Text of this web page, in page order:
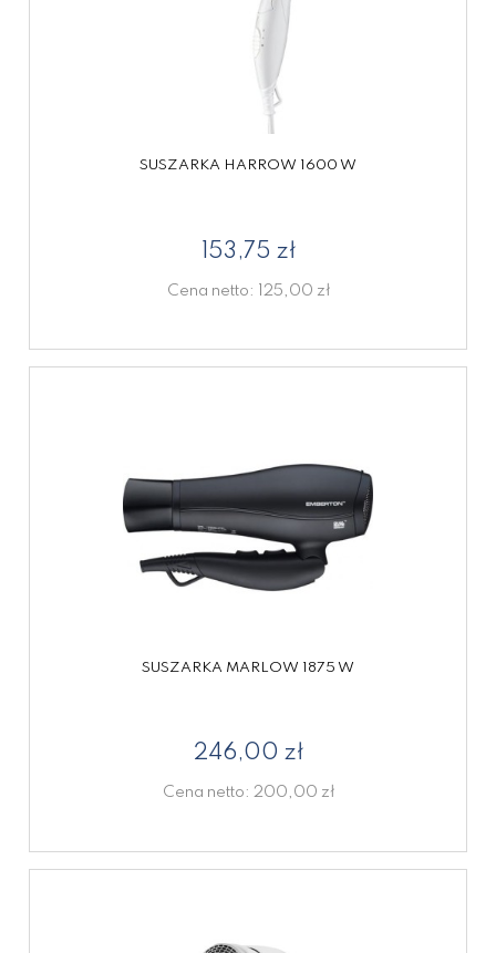
SUSZARKA HARROW 1600 W
153,75 zł
Cena netto: 125,00 zł
SUSZARKA MARLOW 1875 W
246,00 zł
Cena netto: 200,00 zł